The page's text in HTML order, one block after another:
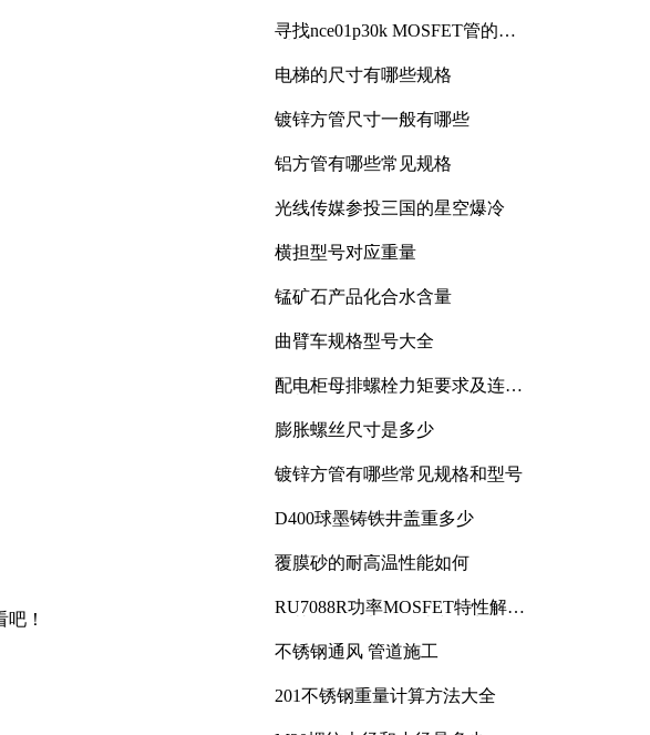
！
寻找nce01p30k MOSFET管的合
电梯的尺寸有哪些规格
镀锌方管尺寸一般有哪些
铝方管有哪些常见规格
光线传媒参投三国的星空爆冷
横担型号对应重量
锰矿石产品化合水含量
曲臂车规格型号大全
配电柜母排螺栓力矩要求及连接
膨胀螺丝尺寸是多少
镀锌方管有哪些常见规格和型号
D400球墨铸铁井盖重多少
覆膜砂的耐高温性能如何
RU7088R功率MOSFET特性解析
不锈钢通风 管道施工
201不锈钢重量计算方法大全